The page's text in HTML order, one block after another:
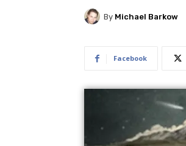
By Michael Barkow
Facebook